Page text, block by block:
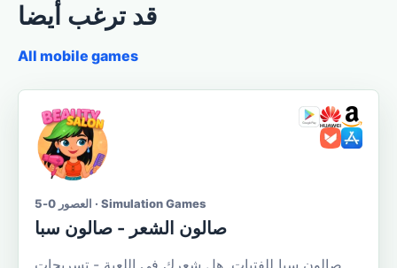
قد ترغب أيضا
All mobile games
العصور 0-5 · Simulation Games
صالون الشعر - صالون سبا